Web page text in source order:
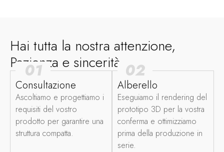
Hai tutta la nostra attenzione,
Pazienza e sincerità
01
Consultazione
Ascoltiamo e progettiamo i
requisiti del vostro
prodotto per garantire una
struttura compatta.
02
Alberello
Eseguiamo il rendering del
prototipo 3D per la vostra
conferma e ottimizziamo
prima della produzione in
serie.